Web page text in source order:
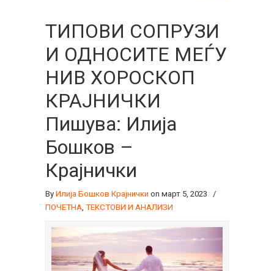
ТИПОВИ СОПРУЗИ
И ОДНОСИТЕ МЕЃУ
НИВ ХОРОСКОП
КРАЈНИЧКИ
Пишува: Илија
Бошков –
Крајнички
By Илија Бошков Крајнички on март 5, 2023
/
ПОЧЕТНА ТЕКСТОВИ И АНАЛИЗИ